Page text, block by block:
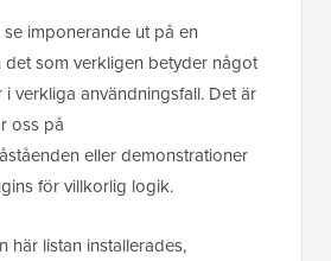
imponerande ut på en
det som verkligen betyder något
verkliga användningsfall. Det är
oss på
eller demonstrationer
för villkorlig logik.
här listan installerades,